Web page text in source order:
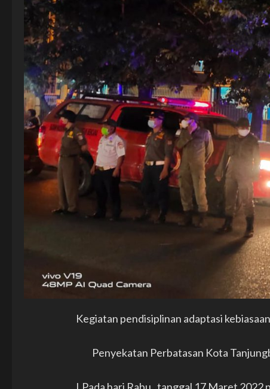
Kegiatan pendisiplinan adaptasi
Penyekatan Perbatasan Kota
I.Pada hari Rabu , tanggal 17 Maret